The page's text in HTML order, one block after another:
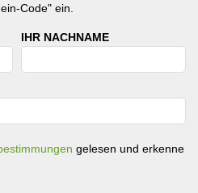
Code" ein.
IHR NACHNAME
gelesen und erkenne